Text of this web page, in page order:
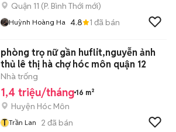
Quận 11 (P. Bình Thới mới)
Huỳnh Hoàng Ha 4.8 1 đã bán
phòng trọ nữ gần huflit,nguyễn ảnh
thủ lê thị hà chợ hóc môn quận 12
Nhà trống
1,4 triệu/tháng 16 m²
Huyện Hóc Môn
T Trần Lan 2 đã bán